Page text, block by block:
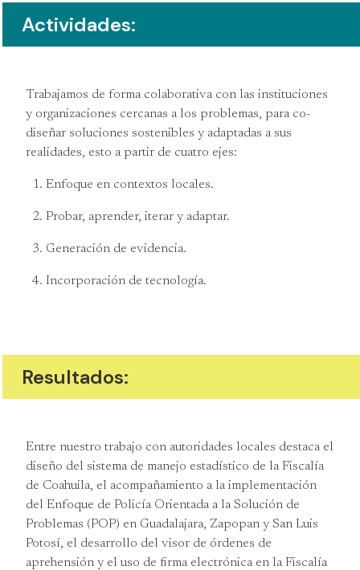
Actividades:
Trabajamos de forma colaborativa con las instituciones
y organizaciones cercanas a los problemas, para co-
diseñar soluciones sostenibles y adaptadas a sus
realidades, esto a partir de cuatro ejes:
Enfoque en contextos locales.
Probar, aprender, iterar y adaptar.
Generación de evidencia.
Incorporación de tecnología.
Resultados:
Entre nuestro trabajo con autoridades locales destaca el
diseño del sistema de manejo estadístico de la Fiscalía
de Coahuila, el acompañamiento a la implementación
del Enfoque de Policía Orientada a la Solución de
Problemas (POP) en Guadalajara, Zapopan y San Luis
Potosí, el desarrollo del visor de órdenes de
aprehensión y el uso de firma electrónica en la Fiscalía